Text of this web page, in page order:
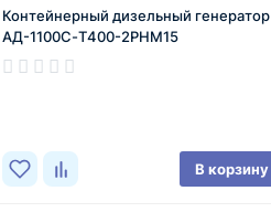
Контейнерный дизельный генератор
АД-1100С-Т400-2РНМ15
В корзину